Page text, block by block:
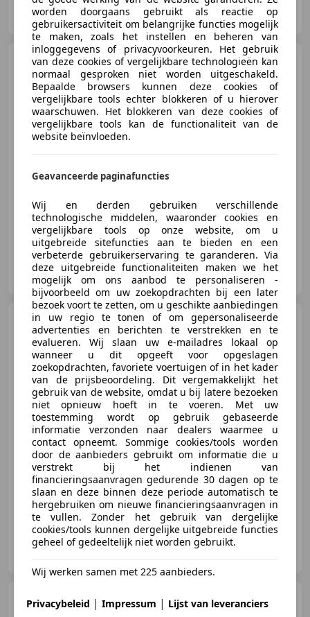
AIG Automotive
NL-3751 LT BUNSCHOTEN-SPAKENBURG
HUMMER H26.2 V8 SUT
Luxury Limited | Pano | Bose |
Camera |
10/2008 157.706 km Benzine 293 kW (398 PK)
AIG Automotive
NL-3751 LT BUNSCHOTEN-SPAKENBURG
Jaguar XKR4.2 V8
Convertible | Alpine Sound |
Memory | Leder
€ 29.950
08/2004 103.427 km Benzine
291 kW (396 PK)
AIG Automotive
Fiat Tipo Stationwagon 1.4
16v Popstar | Stoelverw. | Cruise
worden doorgaans gebruikt als reactie op
gebruikersactiviteit om belangrijke functies mogelijk
te maken, zoals het instellen en beheren van
inloggegevens of privacyvoorkeuren. Het gebruik
van deze cookies of vergelijkbare technologieën kan
normaal gesproken niet worden uitgeschakeld.
Bepaalde browsers kunnen deze cookies of
vergelijkbare tools echter blokkeren of u hierover
waarschuwen. Het blokkeren van deze cookies of
vergelijkbare tools kan de functionaliteit van de
website beïnvloeden.
Geavanceerde paginafuncties
Wij en derden gebruiken verschillende
technologische middelen, waaronder cookies en
vergelijkbare tools op onze website, om u
uitgebreide sitefuncties aan te bieden en een
verbeterde gebruikerservaring te garanderen. Via
deze uitgebreide functionaliteiten maken we het
mogelijk om ons aanbod te personaliseren -
bijvoorbeeld om uw zoekopdrachten bij een later
bezoek voort te zetten, om u geschikte aanbiedingen
in uw regio te tonen of om gepersonaliseerde
advertenties en berichten te verstrekken en te
evalueren. Wij slaan uw e-mailadres lokaal op
wanneer u dit opgeeft voor opgeslagen
zoekopdrachten, favoriete voertuigen of in het kader
van de prijsbeoordeling. Dit vergemakkelijkt het
gebruik van de website, omdat u bij latere bezoeken
niet opnieuw hoeft in te voeren. Met uw
toestemming wordt op gebruik gebaseerde
informatie verzonden naar dealers waarmee u
contact opneemt. Sommige cookies/tools worden
door de aanbieders gebruikt om informatie die u
verstrekt bij het indienen van
financieringsaanvragen gedurende 30 dagen op te
slaan en deze binnen deze periode automatisch te
hergebruiken om nieuwe financieringsaanvragen in
te vullen. Zonder het gebruik van dergelijke
cookies/tools kunnen dergelijke uitgebreide functies
geheel of gedeeltelijk niet worden gebruikt.
Wij werken samen met 225 aanbieders.
Privacybeleid | Impressum | Lijst van leveranciers